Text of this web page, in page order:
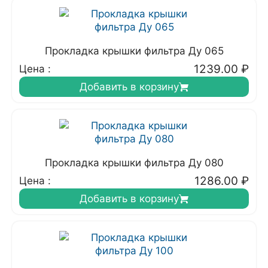
Прокладка крышки фильтра Ду 065
Цена :
1239.00 ₽
Добавить в корзину
Прокладка крышки фильтра Ду 080
Цена :
1286.00 ₽
Добавить в корзину